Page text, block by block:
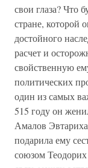
свои глаза? Что
стране, которой
достойного
расчет и
свойственную
политических
один из самых
515 году он
Амалов
подарила ему
союзом